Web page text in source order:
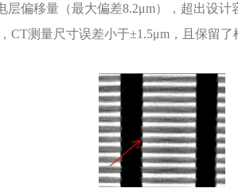
偏移量（最大偏差8.2μm），超出设计
CT测量尺寸误差小于±1.5μm，且保留了